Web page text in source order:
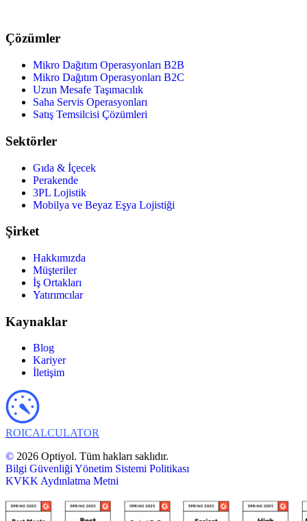
Çözümler
Mikro Dağıtım Operasyonları B2B
Mikro Dağıtım Operasyonları B2C
Uzun Mesafe Taşımacılık
Saha Servis Operasyonları
Satış Temsilcisi Çözümleri
Sektörler
Gıda & İçecek
Perakende
3PL Lojistik
Mobilya ve Beyaz Eşya Lojistiği
Şirket
Hakkımızda
Müşteriler
İş Ortakları
Yatırımcılar
Kaynaklar
Blog
Kariyer
İletişim
ROICALCULATOR
© 2026 Optiyol. Tüm hakları saklıdır.
Bilgi Güvenliği Yönetim Sistemi Politikası
KVKK Aydınlatma Metni